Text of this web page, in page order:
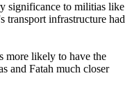
significance to militias like
transport infrastructure had
more likely to have the
and Fatah much closer